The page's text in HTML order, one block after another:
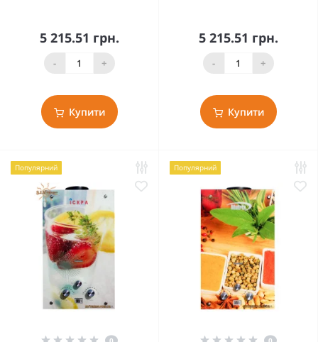
5 215.51 грн.
- +
Купити
5 215.51 грн.
- +
Купити
Популярний Популярний